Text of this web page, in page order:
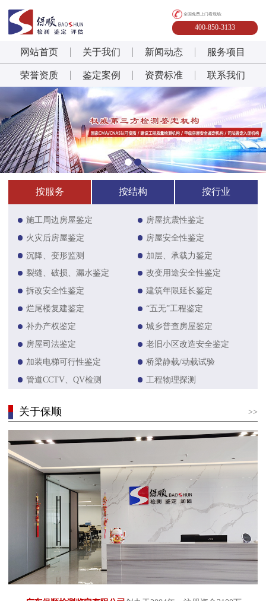
全国免费上门看现场:
400-850-3133
网站首页 关于我们 新闻动态 服务项目
荣誉资质 鉴定案例 资费标准 联系我们
按服务 按结构 按行业
施工周边房屋鉴定
房屋抗震性鉴定
火灾后房屋鉴定
房屋安全性鉴定
沉降、变形监测
加层、承载力鉴定
裂缝、破损、漏水鉴定
改变用途安全性鉴定
拆改安全性鉴定
建筑年限延长鉴定
烂尾楼复建鉴定
“五无”工程鉴定
补办产权鉴定
城乡普查房屋鉴定
房屋司法鉴定
老旧小区改造安全鉴定
加装电梯可行性鉴定
桥梁静载/动载试验
管道CCTV、QV检测
工程物理探测
关于保顺 >>